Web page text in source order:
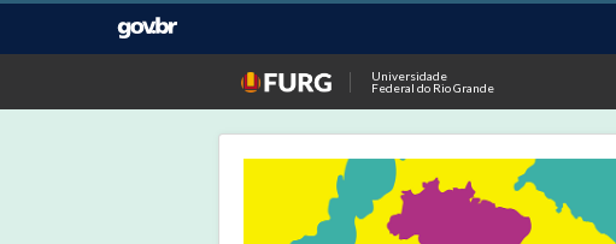
Universidade
Federal do Rio Grande